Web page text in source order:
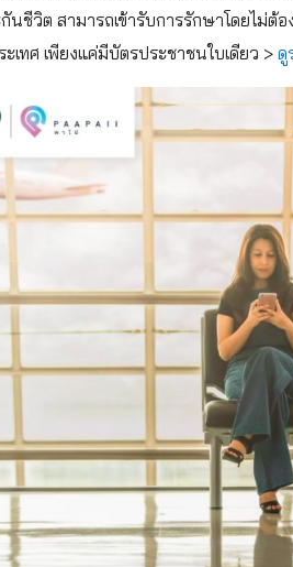
นชีวิต สามารถเข้ารับการรักษาโดยไม่
เทศ เพียงแค่มีบัตรประชาชนใบเดียว > ดู